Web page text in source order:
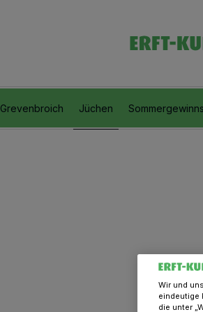
Grevenbroich Jüchen
Wir und
eindeutige
die unter